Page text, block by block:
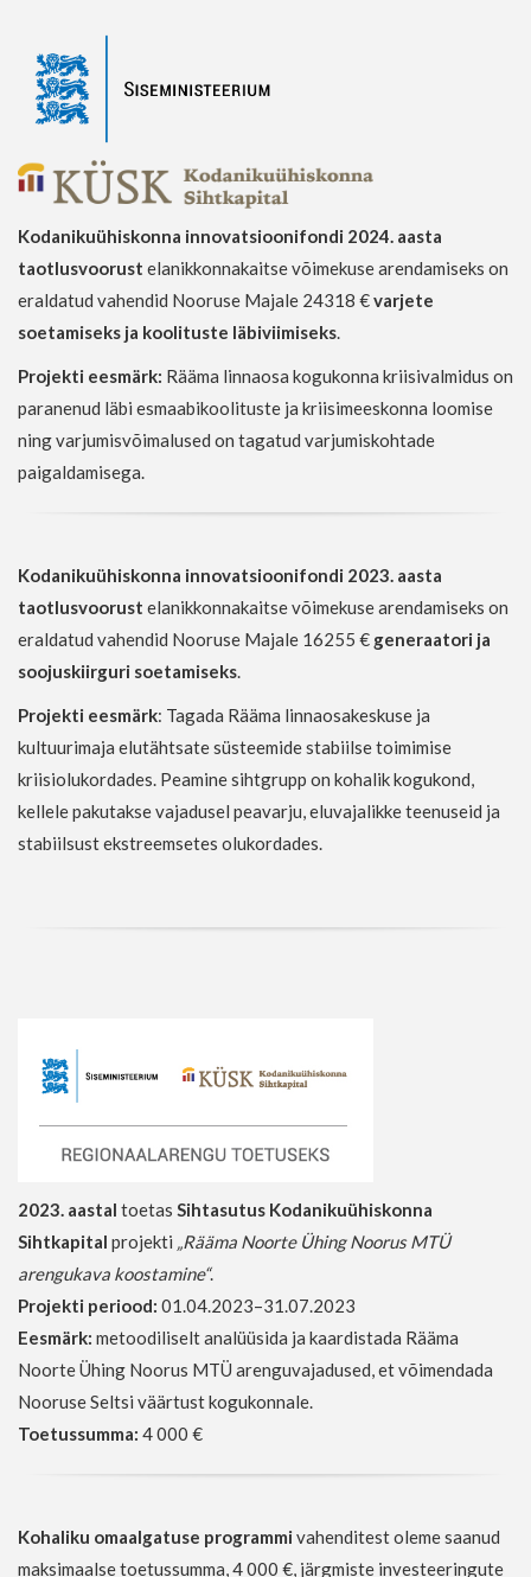
Kodanikuühiskonna innovatsioonifondi 2024. aasta
taotlusvoorust elanikkonnakaitse võimekuse arendamiseks on
eraldatud vahendid Nooruse Majale 24318 €varjete
soetamiseks ja koolituste läbiviimiseks.
Projekti eesmärk: Rääma linnaosa kogukonna kriisivalmidus on
paranenud läbi esmaabikoolituste ja kriisimeeskonna loomise
ning varjumisvõimalused on tagatud varjumiskohtade
paigaldamisega.
Kodanikuühiskonna innovatsioonifondi 2023. aasta
taotlusvoorust elanikkonnakaitse võimekuse arendamiseks on
eraldatud vahendid Nooruse Majale 16255 € generaatori ja
soojuskiirguri soetamiseks.
Projekti eesmärk: Tagada Rääma linnaosakeskuse ja
kultuurimaja elutähtsate süsteemide stabiilse toimimise
kriisiolukordades. Peamine sihtgrupp on kohalik kogukond,
kellele pakutakse vajadusel peavarju, eluvajalikke teenuseid ja
stabiilsust ekstreemsetes olukordades.
2023. aastal toetas Sihtasutus Kodanikuühiskonna
Sihtkapital projekti „Rääma Noorte Ühing Noorus MTÜ
arengukava koostamine“.
Projekti periood: 01.04.2023–31.07.2023
Eesmärk: metoodiliselt analüüsida ja kaardistada Rääma
Noorte Ühing Noorus MTÜ arenguvajadused, et võimendada
Nooruse Seltsi väärtust kogukonnale.
Toetussumma: 4 000 €
Kohaliku omaalgatuse programmi vahenditest oleme saanud
maksimaalse toetussumma, 4 000 €, järgmiste investeeringute